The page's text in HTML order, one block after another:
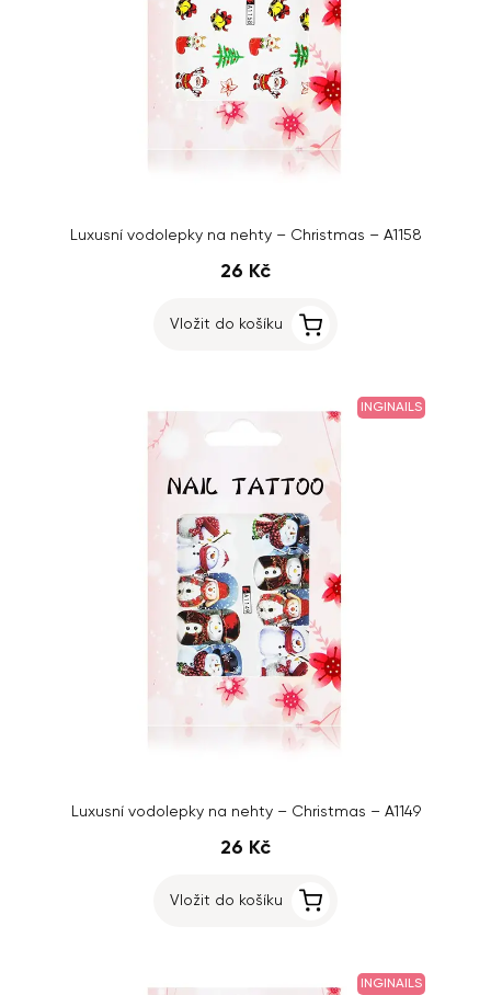
Luxusní vodolepky na nehty – Christmas – A1158
26 Kč
Vložit do košíku
INGINAILS
Luxusní vodolepky na nehty – Christmas – A1149
26 Kč
Vložit do košíku
INGINAILS